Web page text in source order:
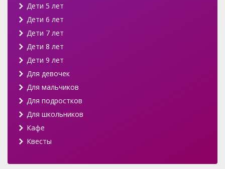
Дети 5 лет
Дети 6 лет
Дети 7 лет
Дети 8 лет
Дети 9 лет
Для девочек
Для мальчиков
Для подростков
Для школьников
Кафе
Квесты